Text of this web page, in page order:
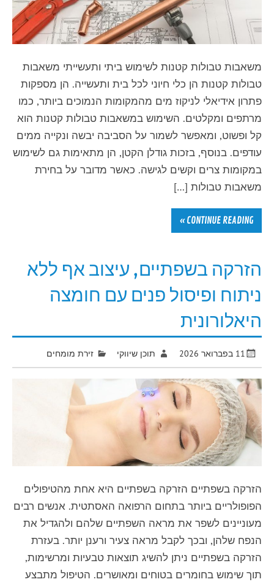
משאבות טבולות קטנות לשימוש ביתי ותעשייתי משאבות
טבולות קטנות הן כלי חיוני לכל בית ותעשייה. הן מספקות
פתרון אידיאלי לניקוז מים מהמקומות הנמוכים ביותר, כמו
מרתפים ומקלטים. השימוש במשאבות טבולות קטנות הוא
קל ופשוט, ומאפשר לשמור על הסביבה יבשה ונקייה ממים
עודפים. בנוסף, בזכות גודלן הקטן, הן מתאימות גם לשימוש
במקומות צרים וקשים לגישה. כאשר מדובר על בחירת
משאבות טבולות […]
CONTINUE READING »
הזרקה בשפתיים, עיצוב אף ללא
ניתוח ופיסול פנים עם חומצה
היאלורונית
11 בפברואר 2026 תוכן שיווקי זירת מומחים
הזרקה בשפתיים הזרקה בשפתיים היא אחת מהטיפולים
הפופולריים ביותר בתחום הרפואה האסתטית. אנשים רבים
מעוניינים לשפר את מראה השפתיים שלהם ולהגדיל את
הנפח שלהן, ובכך לקבל מראה צעיר ורענן יותר. בעזרת
הזרקה בשפתיים ניתן להשיג תוצאות טבעיות ומרשימות,
תוך שימוש בחומרים בטוחים ומאושרים. הטיפול מתבצע